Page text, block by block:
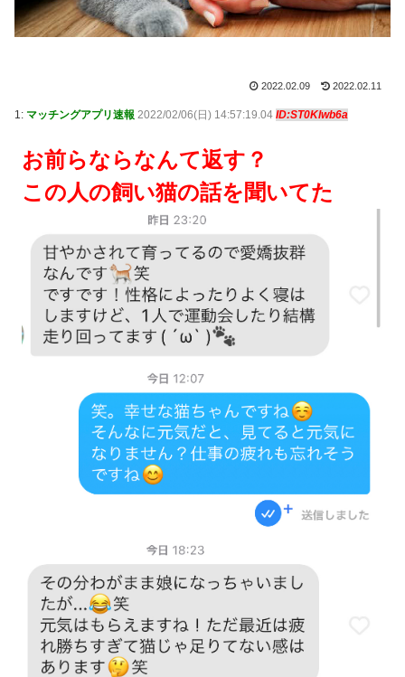
2022.02.09 2022.02.11
1: マッチングアプリ速報 2022/02/06(日) 14:57:19.04 ID:ST0Klwb6a
お前らならなんて返す？
この人の飼い猫の話を聞いてた